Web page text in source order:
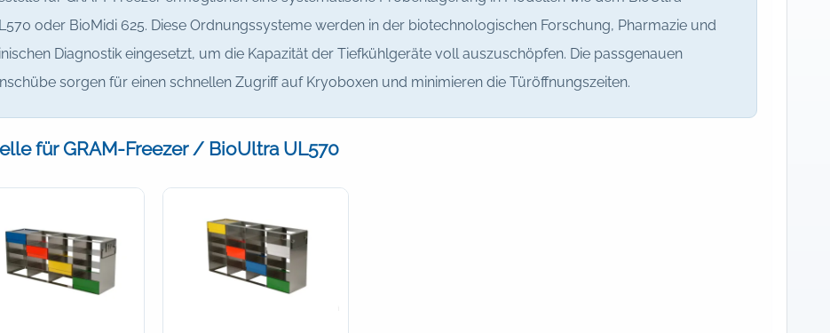
oder BioMidi 625. Diese Ordnungssysteme werden in der biotechnologischen Forschung, Pharmazie und
Diagnostik eingesetzt, um die Kapazität der Tiefkühlgeräte voll auszuschöpfen. Die passgenauen
sorgen für einen schnellen Zugriff auf Kryoboxen und minimieren die Türöffnungszeiten.
für GRAM-Freezer / BioUltra UL570